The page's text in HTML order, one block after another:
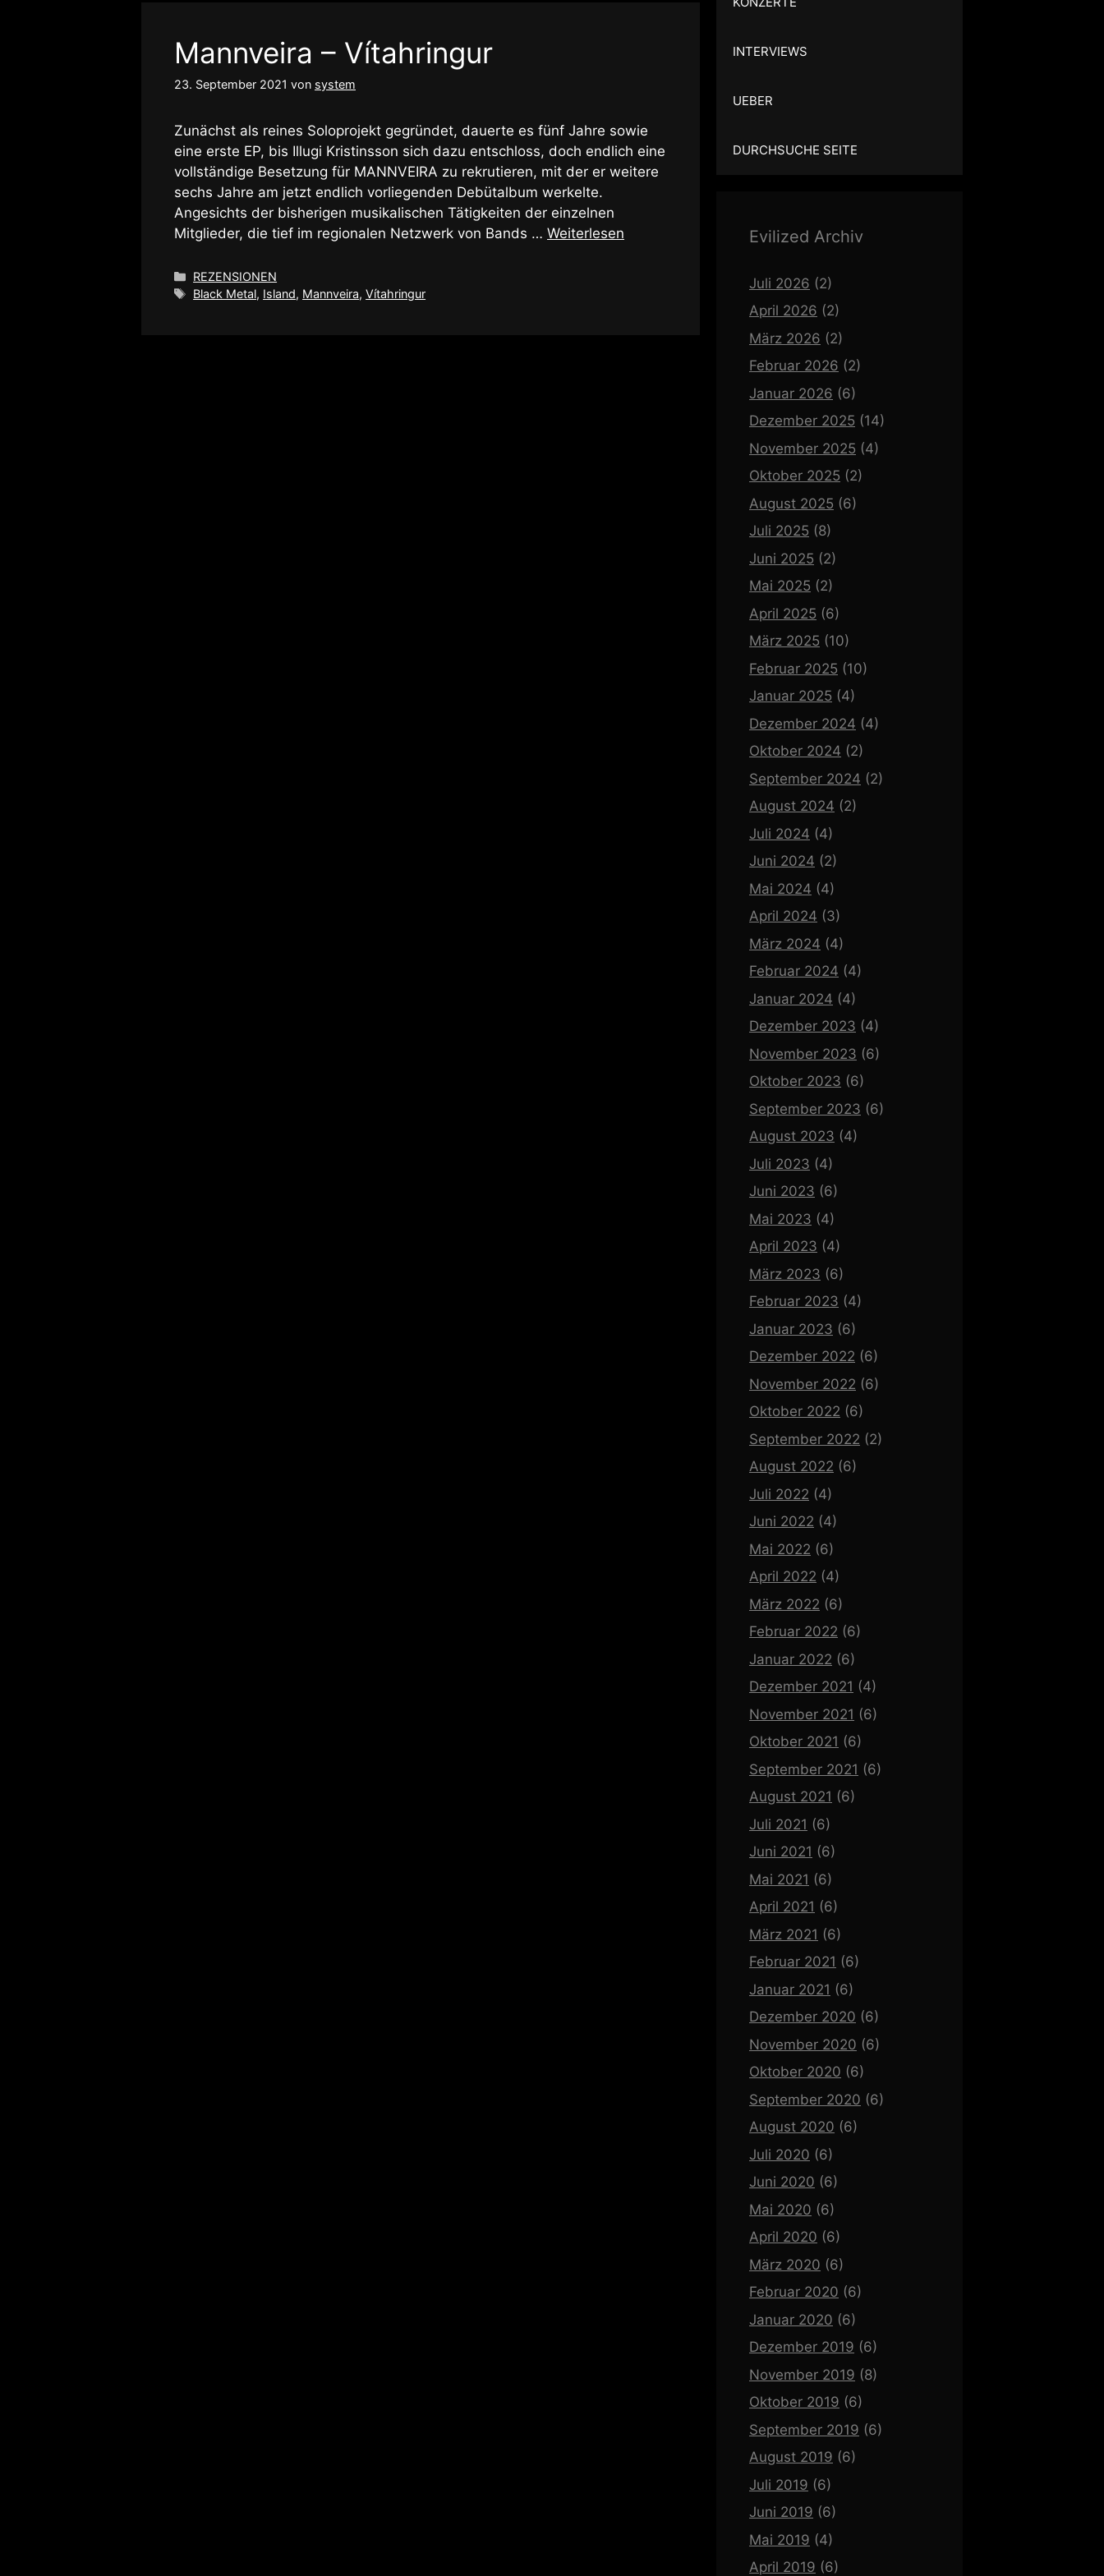
Mannveira – Vítahringur
23. September 2021 von system
Zunächst als reines Soloprojekt gegründet, dauerte es fünf Jahre sowie
eine erste EP, bis Illugi Kristinsson sich dazu entschloss, doch endlich eine
vollständige Besetzung für MANNVEIRA zu rekrutieren, mit der er weitere
sechs Jahre am jetzt endlich vorliegenden Debütalbum werkelte.
Angesichts der bisherigen musikalischen Tätigkeiten der einzelnen
Mitglieder, die tief im regionalen Netzwerk von Bands … Weiterlesen
Kategorien
REZENSIONEN
Schlagwörter
Black Metal, Island, Mannveira,Vítahringur
INTERVIEWS
UEBER
DURCHSUCHE SEITE
Evilized Archiv
Juli 2026 (2)
April 2026 (2)
März 2026 (2)
Februar 2026 (2)
Januar 2026 (6)
Dezember 2025 (14)
November 2025 (4)
Oktober 2025 (2)
August 2025 (6)
Juli 2025 (8)
Juni 2025 (2)
Mai 2025 (2)
April 2025 (6)
März 2025 (10)
Februar 2025 (10)
Januar 2025 (4)
Dezember 2024 (4)
Oktober 2024 (2)
September 2024 (2)
August 2024 (2)
Juli 2024 (4)
Juni 2024 (2)
Mai 2024 (4)
April 2024 (3)
März 2024 (4)
Februar 2024 (4)
Januar 2024 (4)
Dezember 2023 (4)
November 2023 (6)
Oktober 2023 (6)
September 2023 (6)
August 2023 (4)
Juli 2023 (4)
Juni 2023 (6)
Mai 2023 (4)
April 2023 (4)
März 2023 (6)
Februar 2023 (4)
Januar 2023 (6)
Dezember 2022 (6)
November 2022 (6)
Oktober 2022 (6)
September 2022 (2)
August 2022 (6)
Juli 2022 (4)
Juni 2022 (4)
Mai 2022 (6)
April 2022 (4)
März 2022 (6)
Februar 2022 (6)
Januar 2022 (6)
Dezember 2021 (4)
November 2021 (6)
Oktober 2021 (6)
September 2021 (6)
August 2021 (6)
Juli 2021 (6)
Juni 2021 (6)
Mai 2021 (6)
April 2021 (6)
März 2021 (6)
Februar 2021 (6)
Januar 2021 (6)
Dezember 2020 (6)
November 2020 (6)
Oktober 2020 (6)
September 2020 (6)
August 2020 (6)
Juli 2020 (6)
Juni 2020 (6)
Mai 2020 (6)
April 2020 (6)
März 2020 (6)
Februar 2020 (6)
Januar 2020 (6)
Dezember 2019 (6)
November 2019 (8)
Oktober 2019 (6)
September 2019 (6)
August 2019 (6)
Juli 2019 (6)
Juni 2019 (6)
Mai 2019 (4)
April 2019 (6)